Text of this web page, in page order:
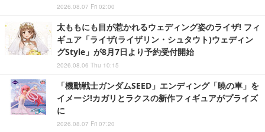
2026.08.07 Fri 02:00
太ももにも目が惹かれるウェディング姿のライザ! フィ
ギュア「ライザ(ライザリン・シュタウト)ウェディン
グStyle」が8月7日より予約受付開始
2026.08.06 Thu 10:15
「機動戦士ガンダムSEED」エンディング「暁の車」を
イメージ!カガリとラクスの新作フィギュアがプライズ
に
2026.08.07 Fri 07:20